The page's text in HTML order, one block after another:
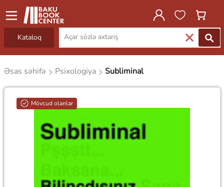
Kataloq
Əsas səhifə Psixologiya Subliminal
Mövcud olanlar